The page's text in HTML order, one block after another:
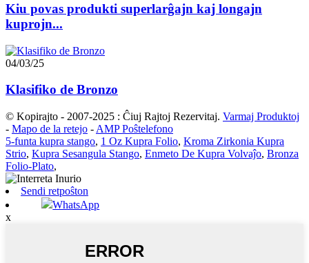
Kiu povas produkti superlarĝajn kaj longajn
kuprojn...
04/03/25
Klasifiko de Bronzo
© Kopirajto - 2007-2025 : Ĉiuj Rajtoj Rezervitaj. Varmaj Produktoj
- Mapo de la retejo - AMP Poŝtelefono
5-funta kupra stango, 1 Oz Kupra Folio, Kroma Zirkonia Kupra
Strio, Kupra Sesangula Stango, Enmeto De Kupra Volvaĵo, Bronza
Folio-Plato,
Sendi retpoŝton
WhatsApp
x